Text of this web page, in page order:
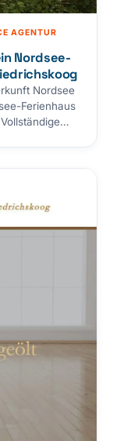
Nordsee-
AGENTUR
Nordsee
Ferienhaus
und ohne
Modul,
Gezeiten-
JSON-LD-